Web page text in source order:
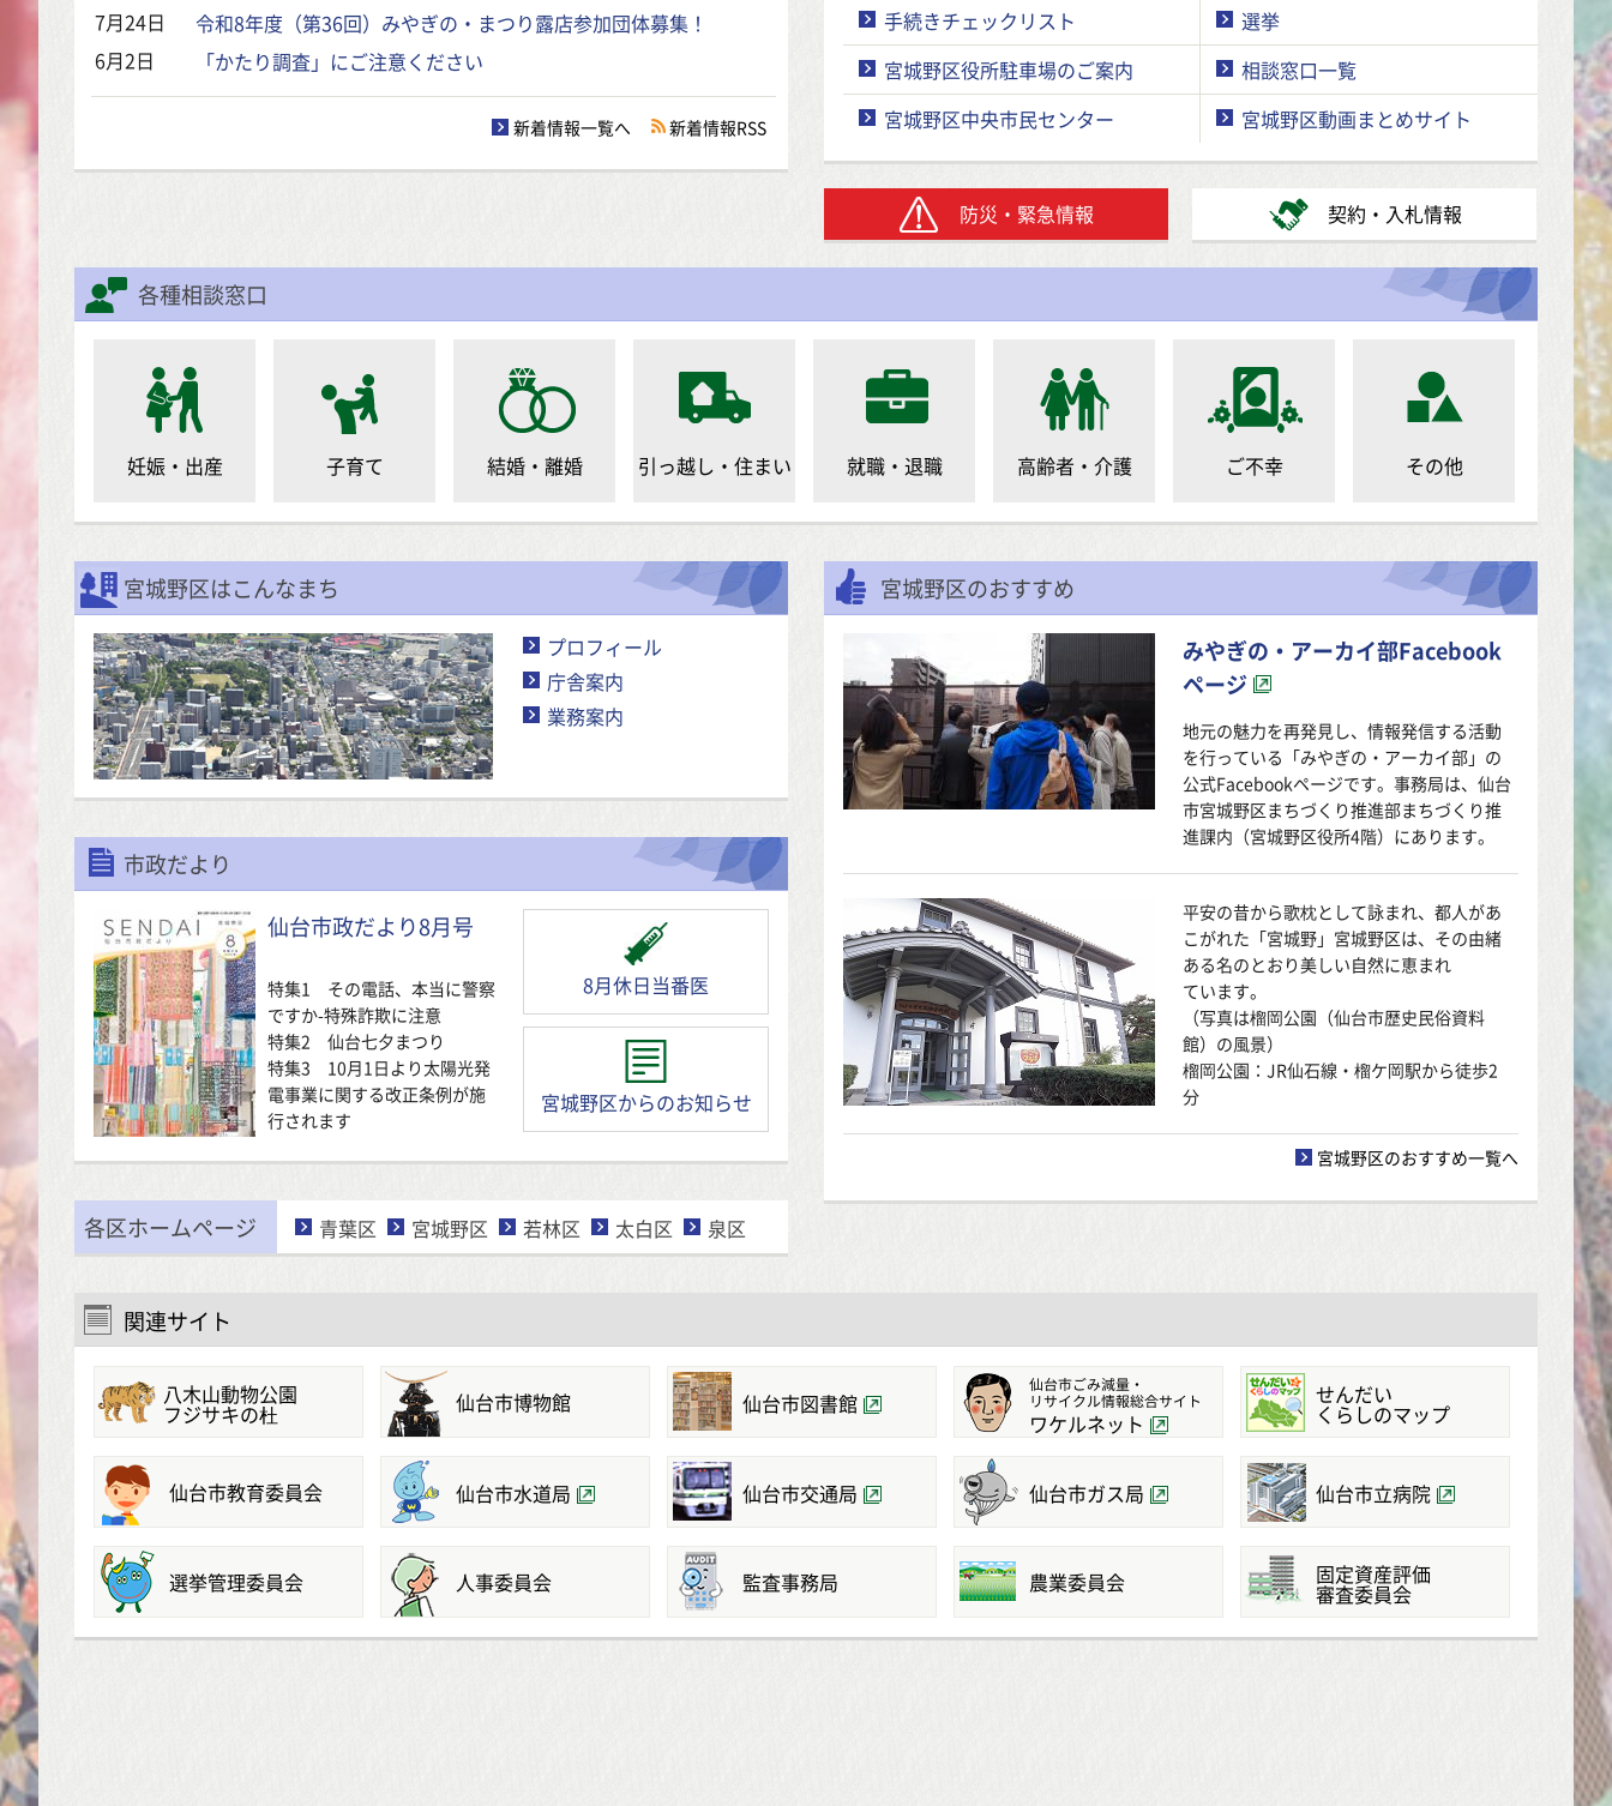
7月24日
令和8年度（第36回）みやぎの・まつり露店参加団体募集！
6月2日
「かたり調査」にご注意ください
新着情報一覧へ 新着情報RSS
手続きチェックリスト
選挙
宮城野区役所駐車場のご案内
相談窓口一覧
宮城野区中央市民センター
宮城野区動画まとめサイト
防災・緊急情報 契約・入札情報
各種相談窓口
妊娠・出産 子育て 結婚・離婚 引っ越し・住まい 就職・退職 高齢者・介護 ご不幸 その他
宮城野区はこんなまち
プロフィール
庁舎案内
業務案内
市政だより
仙台市政だより8月号
特集1 その電話、本当に警察
ですか-特殊詐欺に注意
特集2 仙台七夕まつり
特集3 10月1日より太陽光発
電事業に関する改正条例が施
行されます
8月休日当番医
宮城野区からのお知らせ
各区ホームページ 青葉区 宮城野区 若林区 太白区 泉区
宮城野区のおすすめ
みやぎの・アーカイ部Facebook
ページ
地元の魅力を再発見し、情報発信する活動
を行っている「みやぎの・アーカイ部」の
公式Facebookページです。事務局は、仙台
市宮城野区まちづくり推進部まちづくり推
進課内（宮城野区役所4階）にあります。
平安の昔から歌枕として詠まれ、都人があ
こがれた「宮城野」宮城野区は、その由緒
ある名のとおり美しい自然に恵まれ
ています。
（写真は榴岡公園（仙台市歴史民俗資料
館）の風景）
榴岡公園：JR仙石線・榴ケ岡駅から徒歩2
分
宮城野区のおすすめ一覧へ
関連サイト
八木山動物公園
フジサキの杜 仙台市博物館 仙台市図書館
仙台市ごみ減量・
リサイクル情報総合サイト
ワケルネット
せんだい
くらしのマップ
仙台市教育委員会 仙台市水道局 仙台市交通局 仙台市ガス局 仙台市立病院
選挙管理委員会 人事委員会 監査事務局 農業委員会 固定資産評価
審査委員会